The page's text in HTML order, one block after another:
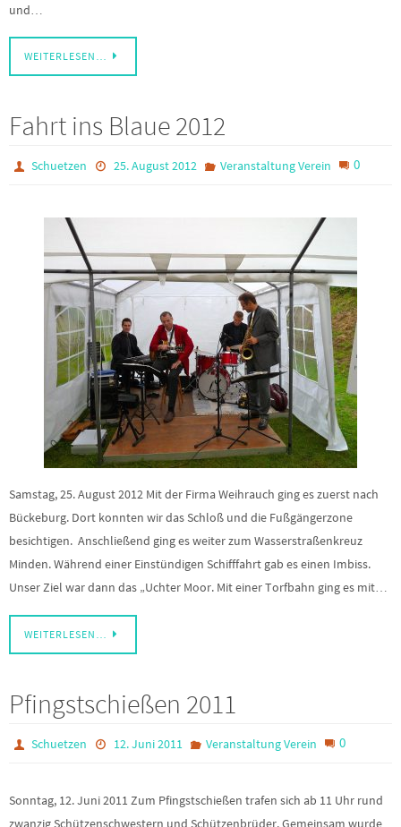
und…
WEITERLESEN…
Fahrt ins Blaue 2012
Schuetzen 25. August 2012 Veranstaltung Verein 0
Samstag, 25. August 2012 Mit der Firma Weihrauch ging es zuerst nach
Bückeburg. Dort konnten wir das Schloß und die Fußgängerzone
besichtigen. Anschließend ging es weiter zum Wasserstraßenkreuz
Minden. Während einer Einstündigen Schifffahrt gab es einen Imbiss.
Unser Ziel war dann das „Uchter Moor. Mit einer Torfbahn ging es mit…
WEITERLESEN…
Pfingstschießen 2011
Schuetzen 12. Juni 2011 Veranstaltung Verein 0
Sonntag, 12. Juni 2011 Zum Pfingstschießen trafen sich ab 11 Uhr rund
zwanzig Schützenschwestern und Schützenbrüder. Gemeinsam wurde